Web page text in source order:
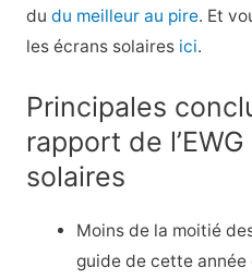
du du meilleur au pire. Et
les écrans solaires ici.
Principales
rapport de
solaires
Moins de la moitié
guide de cette